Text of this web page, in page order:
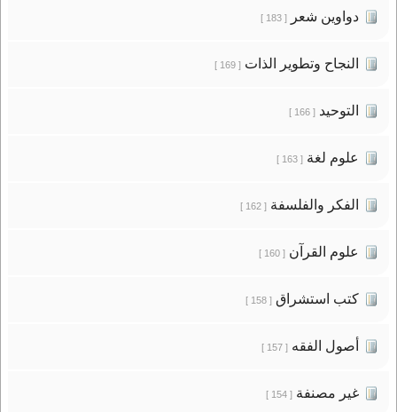
دواوين شعر[ 183 ]
النجاح وتطوير الذات[ 169 ]
التوحيد[ 166 ]
علوم لغة[ 163 ]
الفكر والفلسفة[ 162 ]
علوم القرآن[ 160 ]
كتب استشراق[ 158 ]
أصول الفقه[ 157 ]
غير مصنفة[ 154 ]